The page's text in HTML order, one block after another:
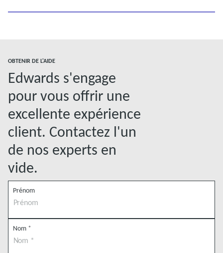
OBTENIR DE L'AIDE
Edwards s'engage
pour vous offrir une
excellente expérience
client. Contactez l'un
de nos experts en
vide.
Prénom
Nom *